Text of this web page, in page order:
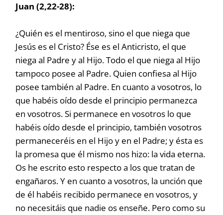
Juan (2,22-28):
¿Quién es el mentiroso, sino el que niega que
Jesús es el Cristo? Ése es el Anticristo, el que
niega al Padre y al Hijo. Todo el que niega al Hijo
tampoco posee al Padre. Quien confiesa al Hijo
posee también al Padre. En cuanto a vosotros, lo
que habéis oído desde el principio permanezca
en vosotros. Si permanece en vosotros lo que
habéis oído desde el principio, también vosotros
permaneceréis en el Hijo y en el Padre; y ésta es
la promesa que él mismo nos hizo: la vida eterna.
Os he escrito esto respecto a los que tratan de
engañaros. Y en cuanto a vosotros, la unción que
de él habéis recibido permanece en vosotros, y
no necesitáis que nadie os enseñe. Pero como su